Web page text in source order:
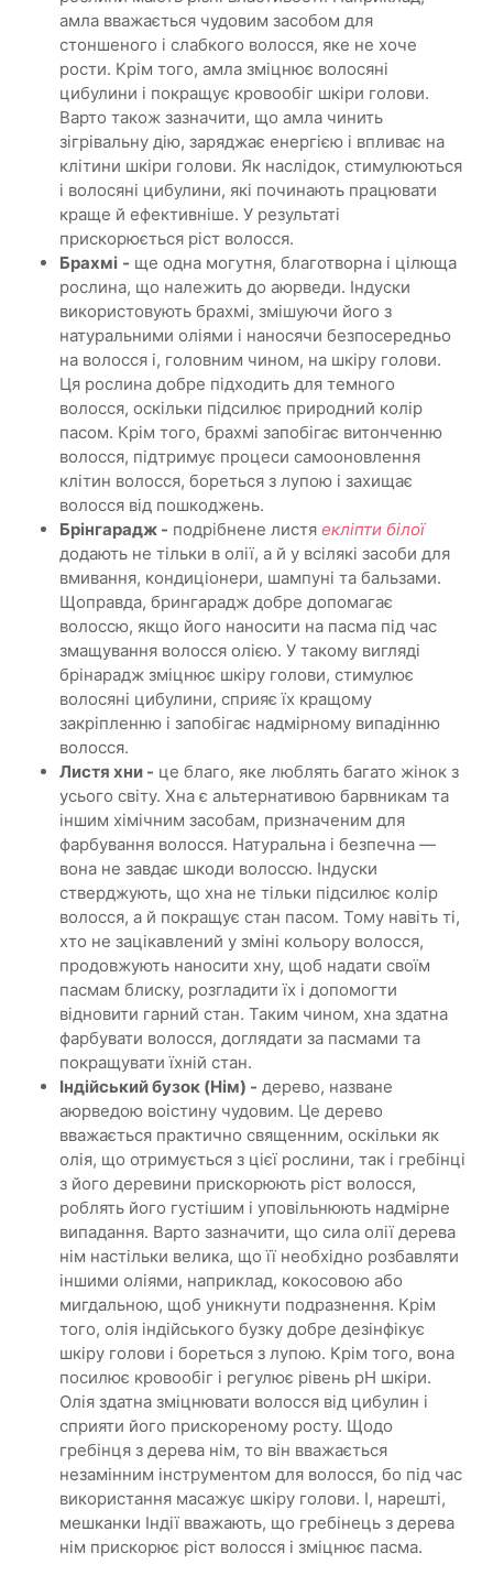
амла вважається чудовим засобом для
стоншеного і слабкого волосся, яке не хоче
рости. Крім того, амла зміцнює волосяні
цибулини і покращує кровообіг шкіри голови.
Варто також зазначити, що амла чинить
зігрівальну дію, заряджає енергією і впливає на
клітини шкіри голови. Як наслідок, стимулюються
і волосяні цибулини, які починають працювати
краще й ефективніше. У результаті
прискорюється ріст волосся.
Брахмі - ще одна могутня, благотворна і цілюща
рослина, що належить до аюрведи. Індуски
використовують брахмі, змішуючи його з
натуральними оліями і наносячи безпосередньо
на волосся і, головним чином, на шкіру голови.
Ця рослина добре підходить для темного
волосся, оскільки підсилює природний колір
пасом. Крім того, брахмі запобігає витонченню
волосся, підтримує процеси самооновлення
клітин волосся, бореться з лупою і захищає
волосся від пошкоджень.
Брінгарадж - подрібнене листяекліпти білої
додають не тільки в олії, а й у всілякі засоби для
вмивання, кондиціонери, шампуні та бальзами.
Щоправда, брингарадж добре допомагає
волоссю, якщо його наносити на пасма під час
змащування волосся олією. У такому вигляді
брінарадж зміцнює шкіру голови, стимулює
волосяні цибулини, сприяє їх кращому
закріпленню і запобігає надмірному випадінню
волосся.
Листя хни - це благо, яке люблять багато жінок з
усього світу. Хна є альтернативою барвникам та
іншим хімічним засобам, призначеним для
фарбування волосся. Натуральна і безпечна —
вона не завдає шкоди волоссю. Індуски
стверджують, що хна не тільки підсилює колір
волосся, а й покращує стан пасом. Тому навіть ті,
хто не зацікавлений у зміні кольору волосся,
продовжують наносити хну, щоб надати своїм
пасмам блиску, розгладити їх і допомогти
відновити гарний стан. Таким чином, хна здатна
фарбувати волосся, доглядати за пасмами та
покращувати їхній стан.
Індійський бузок (Нім) - дерево, назване
аюрведою воістину чудовим. Це дерево
вважається практично священним, оскільки як
олія, що отримується з цієї рослини, так і гребінці
з його деревини прискорюють ріст волосся,
роблять його густішим і уповільнюють надмірне
випадання. Варто зазначити, що сила олії дерева
нім настільки велика, що її необхідно розбавляти
іншими оліями, наприклад, кокосовою або
мигдальною, щоб уникнути подразнення. Крім
того, олія індійського бузку добре дезінфікує
шкіру голови і бореться з лупою. Крім того, вона
посилює кровообіг і регулює рівень pH шкіри.
Олія здатна зміцнювати волосся від цибулин і
сприяти його прискореному росту. Щодо
гребінця з дерева нім, то він вважається
незамінним інструментом для волосся, бо під час
використання масажує шкіру голови. І, нарешті,
мешканки Індії вважають, що гребінець з дерева
нім прискорює ріст волосся і зміцнює пасма.